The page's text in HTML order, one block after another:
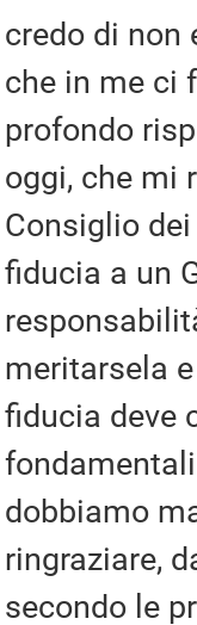
credo di non
che in me ci
profondo
oggi, che mi
Consiglio
fiducia a un
meritarsela
fiducia deve
dobbiamo
ringraziare,
secondo le